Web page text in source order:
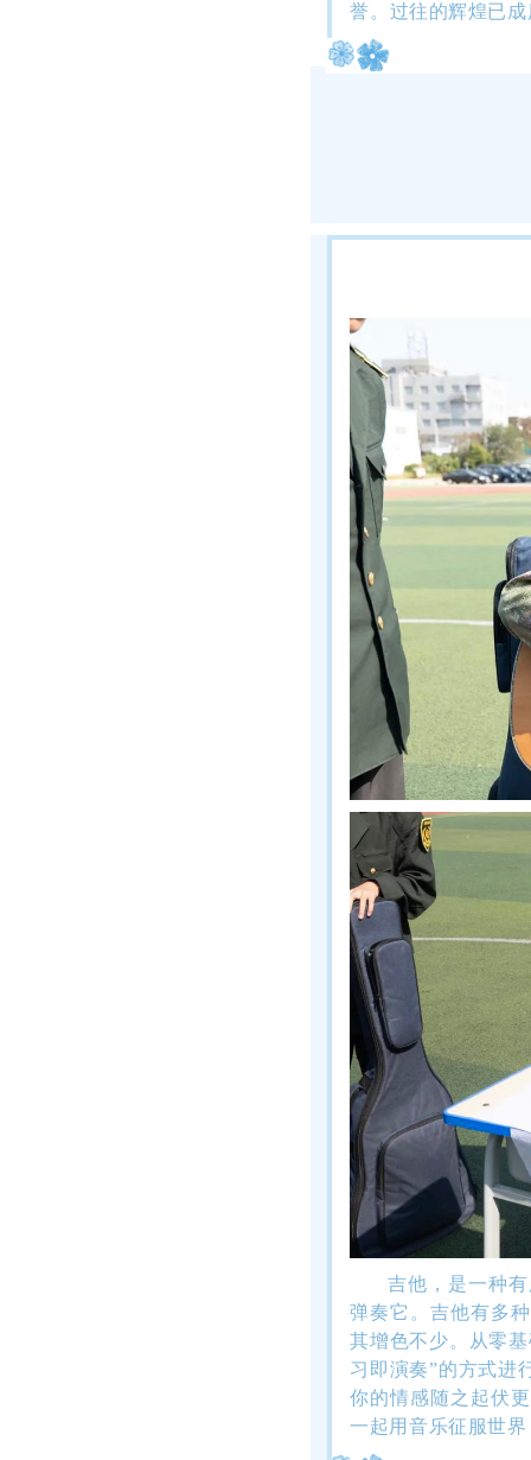
誉。 过往的辉煌已
吉他，是一种
弹奏它。吉他有多
其增色不少。从零
习即演奏”的方式进
你的情感随之起伏
一起用音乐征服世界